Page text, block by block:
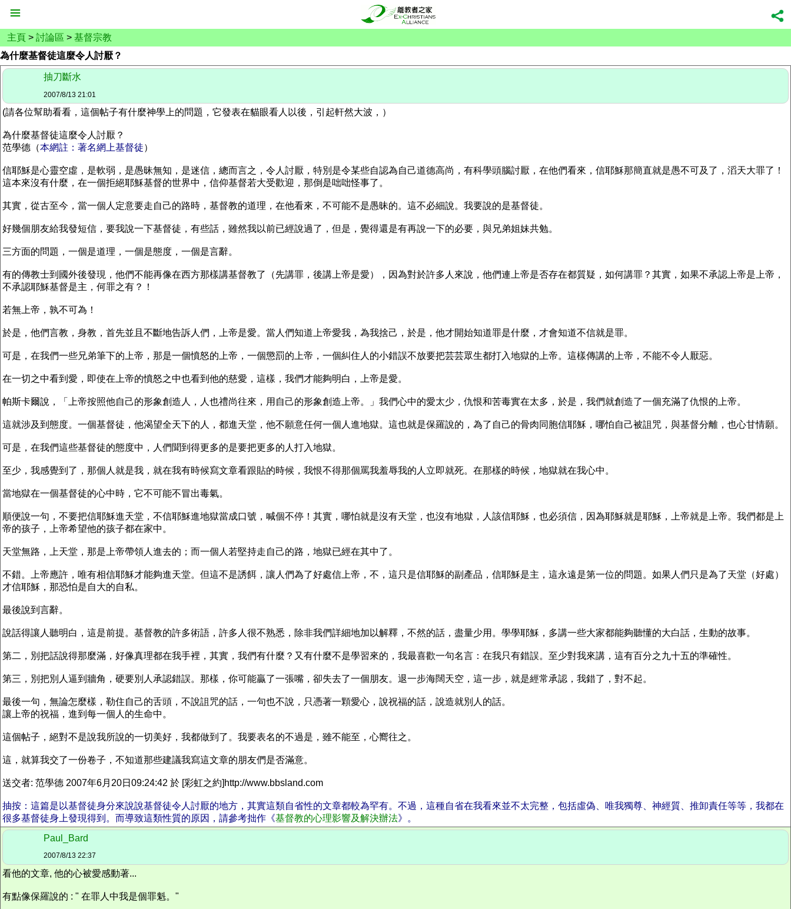
主頁 > 討論區 > 基督宗教
為什麼基督徒這麼令人討厭？
抽刀斷水
2007/8/13 21:01
(請各位幫助看看，這個帖子有什麼神學上的問題，它發表在貓眼看人以後，引起軒然大波，）
為什麼基督徒這麼令人討厭？
范學德（本網註：著名網上基督徒）
信耶穌是心靈空虛，是軟弱，是愚昧無知，是迷信，總而言之，令人討厭，特別是令某些自認為自己道德高尚，有科學頭腦討厭，在他們看來，信耶穌那簡直就是愚不可及了，滔天大罪了！
這本來沒有什麼，在一個拒絕耶穌基督的世界中，信仰基督若大受歡迎，那倒是咄咄怪事了。
其實，從古至今，當一個人定意要走自己的路時，基督教的道理，在他看來，不可能不是愚昧的。這不必細說。我要說的是基督徒。
好幾個朋友給我發短信，要我說一下基督徒，有些話，雖然我以前已經說過了，但是，覺得還是有再說一下的必要，與兄弟姐妹共勉。
三方面的問題，一個是道理，一個是態度，一個是言辭。
有的傳教士到國外後發現，他們不能再像在西方那樣講基督教了（先講罪，後講上帝是愛），因為對於許多人來說，他們連上帝是否存在都質疑，如何講罪？其實，如果不承認上帝是上帝，
不承認耶穌基督是主，何罪之有？！
若無上帝，孰不可為！
於是，他們言教，身教，首先並且不斷地告訴人們，上帝是愛。當人們知道上帝愛我，為我捨己，於是，他才開始知道罪是什麼，才會知道不信就是罪。
可是，在我們一些兄弟筆下的上帝，那是一個憤怒的上帝，一個懲罰的上帝，一個糾住人的小錯誤不放要把芸芸眾生都打入地獄的上帝。這樣傳講的上帝，不能不令人厭惡。
在一切之中看到愛，即使在上帝的憤怒之中也看到他的慈愛，這樣，我們才能夠明白，上帝是愛。
帕斯卡爾說，「上帝按照他自己的形象創造人，人也禮尚往來，用自己的形象創造上帝。」我們心中的愛太少，仇恨和苦毒實在太多，於是，我們就創造了一個充滿了仇恨的上帝。
這就涉及到態度。一個基督徒，他渴望全天下的人，都進天堂，他不願意任何一個人進地獄。這也就是保羅說的，為了自己的骨肉同胞信耶穌，哪怕自己被詛咒，與基督分離，也心甘情願。
可是，在我們這些基督徒的態度中，人們聞到得更多的是要把更多的人打入地獄。
至少，我感覺到了，那個人就是我，就在我有時候寫文章看跟貼的時候，我恨不得那個罵我羞辱我的人立即就死。在那樣的時候，地獄就在我心中。
當地獄在一個基督徒的心中時，它不可能不冒出毒氣。
順便說一句，不要把信耶穌進天堂，不信耶穌進地獄當成口號，喊個不停！其實，哪怕就是沒有天堂，也沒有地獄，人該信耶穌，也必須信，因為耶穌就是耶穌，上帝就是上帝。我們都是上
帝的孩子，上帝希望他的孩子都在家中。
天堂無路，上天堂，那是上帝帶領人進去的；而一個人若堅持走自己的路，地獄已經在其中了。
不錯。上帝應許，唯有相信耶穌才能夠進天堂。但這不是誘餌，讓人們為了好處信上帝，不，這只是信耶穌的副產品，信耶穌是主，這永遠是第一位的問題。如果人們只是為了天堂（好處）
才信耶穌，那恐怕是自大的自私。
最後說到言辭。
說話得讓人聽明白，這是前提。基督教的許多術語，許多人很不熟悉，除非我們詳細地加以解釋，不然的話，盡量少用。學學耶穌，多講一些大家都能夠聽懂的大白話，生動的故事。
第二，別把話說得那麼滿，好像真理都在我手裡，其實，我們有什麼？又有什麼不是學習來的，我最喜歡一句名言：在我只有錯誤。至少對我來講，這有百分之九十五的準確性。
第三，別把別人逼到牆角，硬要別人承認錯誤。那樣，你可能贏了一張嘴，卻失去了一個朋友。退一步海闊天空，這一步，就是經常承認，我錯了，對不起。
最後一句，無論怎麼樣，勒住自己的舌頭，不說詛咒的話，一句也不說，只憑著一顆愛心，說祝福的話，說造就別人的話。
讓上帝的祝福，進到每一個人的生命中。
這個帖子，絕對不是說我所說的一切美好，我都做到了。我要表名的不過是，雖不能至，心嚮往之。
這，就算我交了一份卷子，不知道那些建議我寫這文章的朋友們是否滿意。
送交者: 范學德 2007年6月20日09:24:42 於 [彩虹之約]http://www.bbsland.com
抽按：這篇是以基督徒身分來說說基督徒令人討厭的地方，其實這類自省性的文章都較為罕有。不過，這種自省在我看來並不太完整，包括虛偽、唯我獨尊、神經質、推卸責任等等，我都在
很多基督徒身上發現得到。而導致這類性質的原因，請參考拙作《基督教的心理影響及解決辦法》。
Paul_Bard
2007/8/13 22:37
看他的文章, 他的心被愛感動著...
有點像保羅說的 : " 在罪人中我是個罪魁。"